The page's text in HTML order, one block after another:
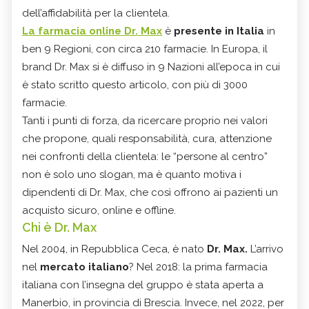
dell’affidabilità per la clientela.
La farmacia online Dr. Max è presente in Italia in
ben 9 Regioni, con circa 210 farmacie. In Europa, il
brand Dr. Max si è diffuso in 9 Nazioni all’epoca in cui
è stato scritto questo articolo, con più di 3000
farmacie.
Tanti i punti di forza, da ricercare proprio nei valori
che propone, quali responsabilità, cura, attenzione
nei confronti della clientela: le “persone al centro”
non è solo uno slogan, ma è quanto motiva i
dipendenti di Dr. Max, che così offrono ai pazienti un
acquisto sicuro, online e offline.
Chi è Dr. Max
Nel 2004, in Repubblica Ceca, è nato Dr. Max. L’arrivo
nel mercato italiano? Nel 2018: la prima farmacia
italiana con l’insegna del gruppo è stata aperta a
Manerbio, in provincia di Brescia. Invece, nel 2022, per